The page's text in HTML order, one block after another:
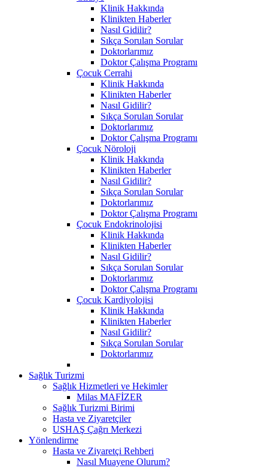
Klinik Hakkında
Klinikten Haberler
Nasıl Gidilir?
Sıkça Sorulan Sorular
Doktorlarımız
Doktor Çalışma Programı
Çocuk Cerrahi
Klinik Hakkında
Klinikten Haberler
Nasıl Gidilir?
Sıkça Sorulan Sorular
Doktorlarımız
Doktor Çalışma Programı
Çocuk Nöroloji
Klinik Hakkında
Klinikten Haberler
Nasıl Gidilir?
Sıkça Sorulan Sorular
Doktorlarımız
Doktor Çalışma Programı
Çocuk Endokrinolojisi
Klinik Hakkında
Klinikten Haberler
Nasıl Gidilir?
Sıkça Sorulan Sorular
Doktorlarımız
Doktor Çalışma Programı
Çocuk Kardiyolojisi
Klinik Hakkında
Klinikten Haberler
Nasıl Gidilir?
Sıkça Sorulan Sorular
Doktorlarımız
Sağlık Turizmi
Sağlık Hizmetleri ve Hekimler
Milas MAFİZER
Sağlık Turizmi Birimi
Hasta ve Ziyaretçiler
USHAŞ Çağrı Merkezi
Yönlendirme
Hasta ve Ziyaretçi Rehberi
Nasıl Muayene Olurum?